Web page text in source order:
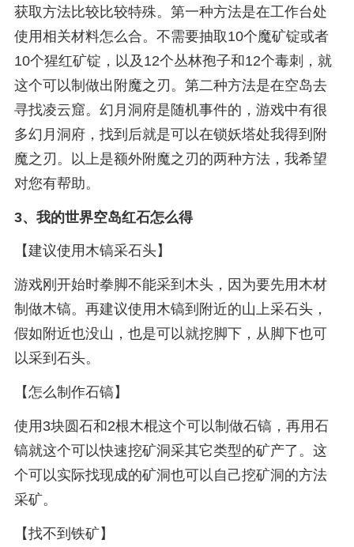
获取方法比较比较特殊。第一种方法是在工作台处
使用相关材料怎么合。不需要抽取10个魔矿锭或者
10个猩红矿锭，以及12个丛林孢子和12个毒刺，就
这个可以制做出附魔之刃。第二种方法是在空岛去
寻找凌云窟。幻月洞府是随机事件的，游戏中有很
多幻月洞府，找到后就是可以在锁妖塔处我得到附
魔之刃。以上是额外附魔之刃的两种方法，我希望
对您有帮助。
3、 我的世界空岛红石怎么得
【建议使用木镐采石头】
游戏刚开始时拳脚不能采到木头，因为要先用木材
制做木镐。再建议使用木镐到附近的山上采石头，
假如附近也没山，也是可以就挖脚下，从脚下也可
以采到石头。
【怎么制作石镐】
使用3块圆石和2根木棍这个可以制做石镐，再用石
镐就这个可以快速挖矿洞采其它类型的矿产了。这
个可以实际找现成的矿洞也可以自己挖矿洞的方法
采矿。
【找不到铁矿】